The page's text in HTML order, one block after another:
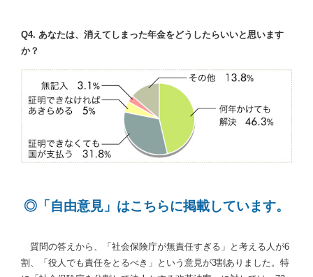
Q4. あなたは、消えてしまった年金をどうしたらいいと思います
か？
◎「自由意見」はこちらに掲載しています。
質問の答えから、「社会保険庁が無責任すぎる」と考える人が6
割、「役人でも責任をとるべき」という意見が3割ありました。特